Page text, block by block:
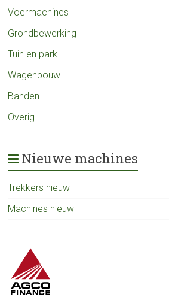
Voermachines
Grondbewerking
Tuin en park
Wagenbouw
Banden
Overig
Nieuwe machines
Trekkers nieuw
Machines nieuw